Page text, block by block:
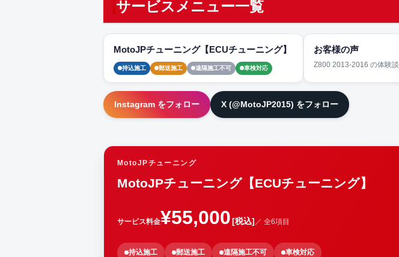
サービスメニュー一覧
MotoJPチューニング【ECUチューニング】
持込施工 郵送施工 遠隔施工不可 車検対応
お客様の声
Z800 2013-2016 の体験談
Instagram をフォロー X (@MotoJP2015) をフォロー
MotoJPチューニング
MotoJPチューニング【ECUチューニング】
サービス料金¥55,000[税込] ／ 全6項目
持込施工 郵送施工 遠隔施工不可 車検対応